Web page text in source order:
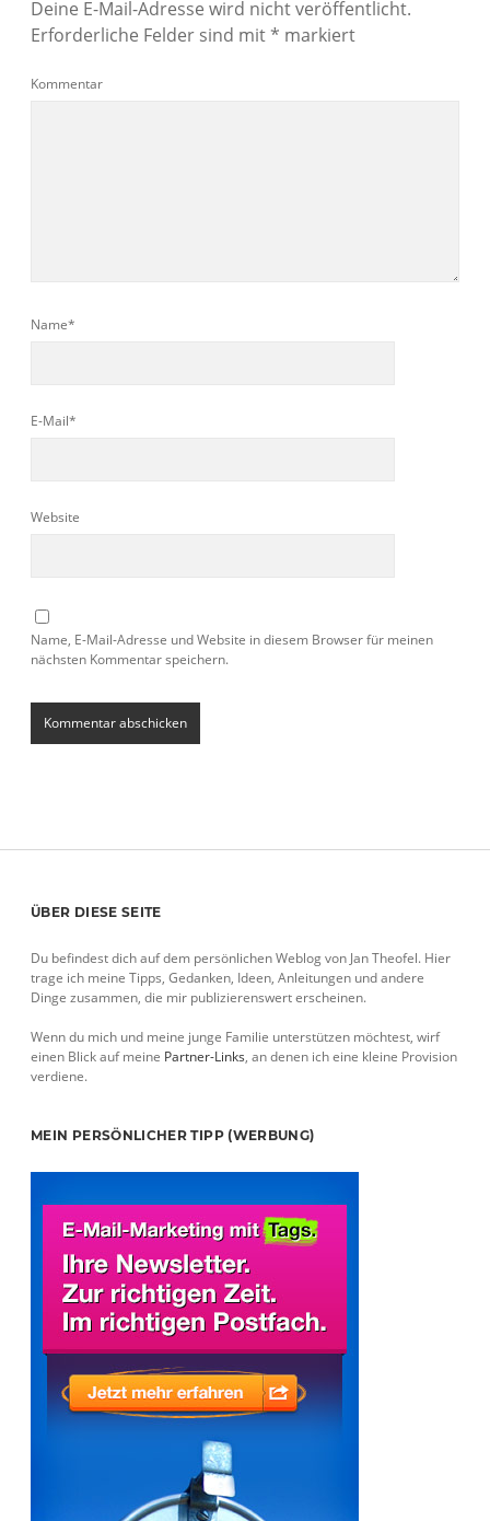
Deine E-Mail-Adresse wird nicht veröffentlicht.
Erforderliche Felder sind mit* markiert
Kommentar
Name*
E-Mail*
Website
Name, E-Mail-Adresse und Website in diesem Browser für meinen
nächsten Kommentar speichern.
Sidebar
ÜBER DIESE SEITE
Du befindest dich auf dem persönlichen Weblog von Jan Theofel. Hier
trage ich meine Tipps, Gedanken, Ideen, Anleitungen und andere
Dinge zusammen, die mir publizierenswert erscheinen.
Wenn du mich und meine junge Familie unterstützen möchtest, wirf
einen Blick auf meine Partner-Links, an denen ich eine kleine Provision
verdiene.
MEIN PERSÖNLICHER TIPP (WERBUNG)